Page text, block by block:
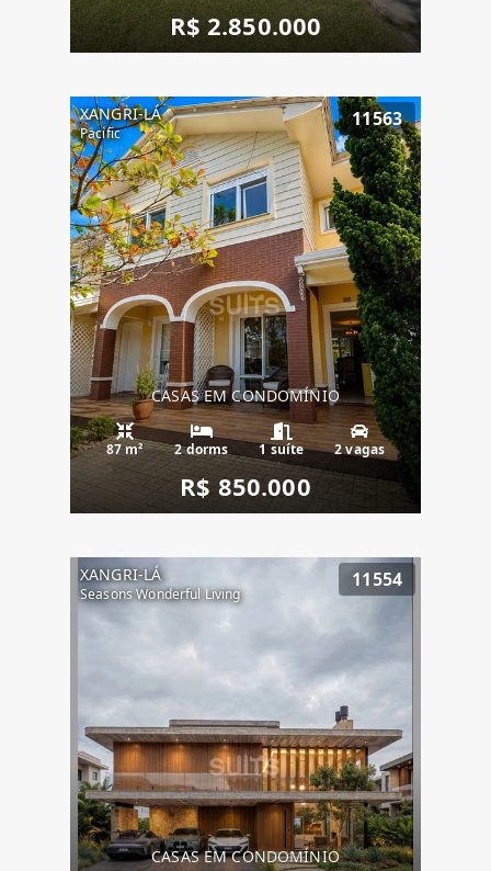
R$ 2.850.000
XANGRI-LÁ
Pacific
11563
CASAS EM CONDOMÍNIO
87 m² 2 dorms 1 suíte 2 vagas
R$ 850.000
XANGRI-LÁ
Seasons Wonderful Living
11554
CASAS EM CONDOMÍNIO